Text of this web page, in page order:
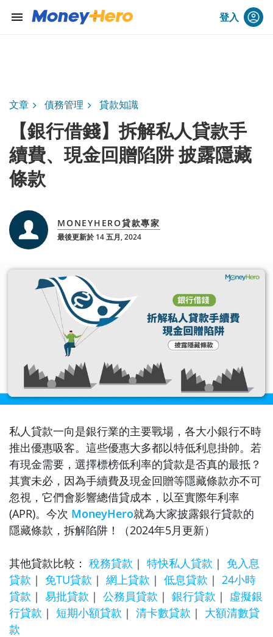
menu 登入
文章 債務管理 貸款知識
【銀行借錢】拆解私人貸款手
續費、現金回贈陷阱 披露隱藏
條款
MONEYHERO貸款專家
最後更新於 14 五月, 2024
私人貸款一向是銀行業的主要戰場，各大小銀行不時
推出優惠吸客。這些優惠大多都以特低利息掛帥。若
有現金需要，選擇標榜低利率的貸款是否真的最抵？
其實未必，因為手續費及現金回贈等隱藏條款亦不可
忽視，它們會影響總借貸成本，以至實際年利率
(APR)。今次 MoneyHero就為大家披露銀行貸款的
隱藏條款，拆解陷阱！（2024年5月更新）
其他貸款比較： 稅務貸款 ｜ 特快私人貸款 ｜ 免入息
貸款 ｜ 免TU貸款 ｜ 網上貸款 ｜ 低息貸款 ｜ 24小時
貸款 ｜ 易批貸款 ｜ 公務員貸款 ｜ 銀行貸款 ｜ 虛擬銀
行貸款 ｜ 短期小額貸款 ｜ 清卡數貸款 ｜ 大額清數貸
款